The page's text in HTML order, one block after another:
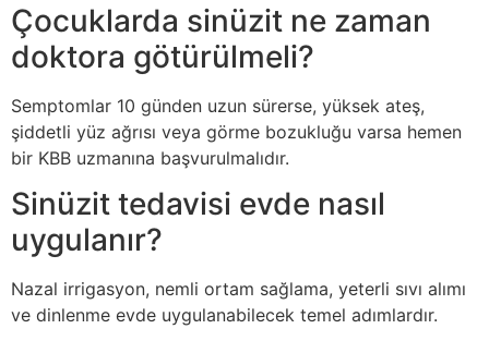
Çocuklarda sinüzit ne zaman
doktora götürülmeli?
Semptomlar 10 günden uzun sürerse, yüksek ateş,
şiddetli yüz ağrısı veya görme bozukluğu varsa hemen
bir KBB uzmanına başvurulmalıdır.
Sinüzit tedavisi evde nasıl
uygulanır?
Nazal irrigasyon, nemli ortam sağlama, yeterli sıvı alımı
ve dinlenme evde uygulanabilecek temel adımlardır.